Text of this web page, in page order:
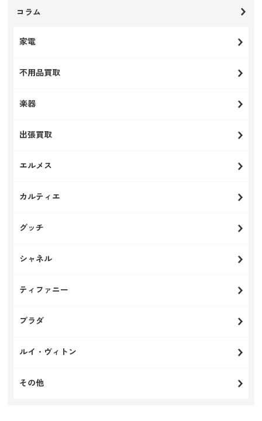
コラム
家電
不用品買取
楽器
出張買取
エルメス
カルティエ
グッチ
シャネル
ティファニー
プラダ
ルイ・ヴィトン
その他